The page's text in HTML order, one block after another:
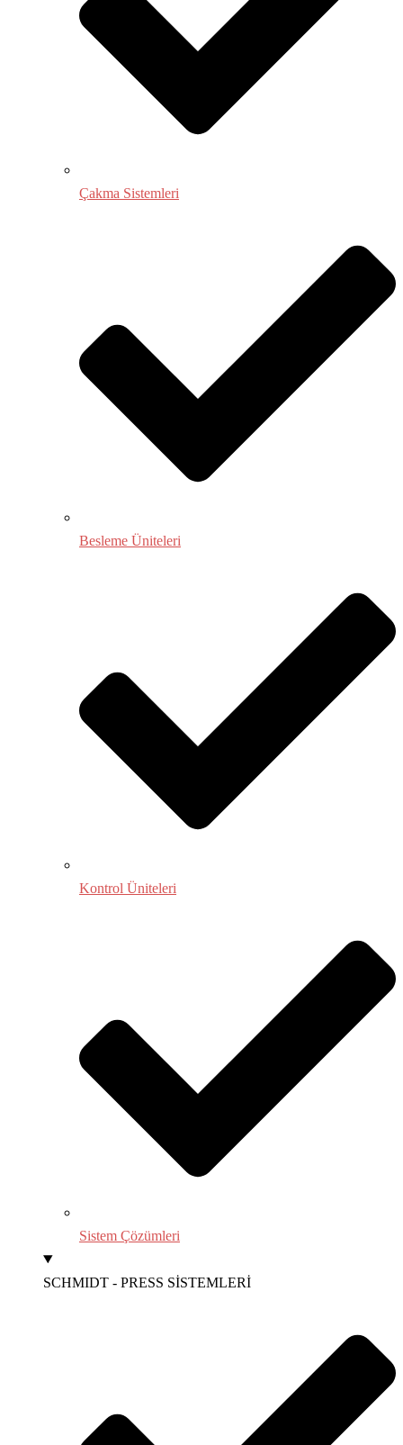
Çakma Sistemleri
Besleme Üniteleri
Kontrol Üniteleri
Sistem Çözümleri
SCHMIDT - PRESS SİSTEMLERİ